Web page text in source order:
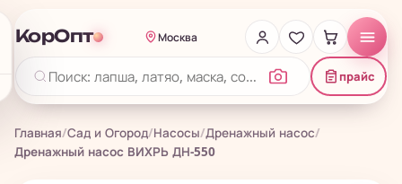
КорОпт Москва
прайс
Главная/Сад и Огород/Насосы/Дренажный насос/
Дренажный насос ВИХРЬ ДН-550